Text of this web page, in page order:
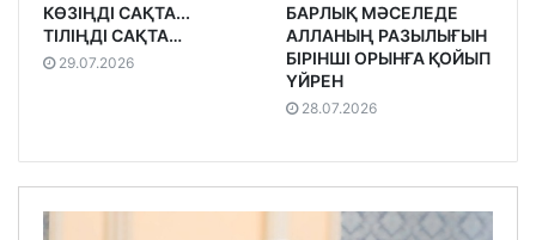
КӨЗІҢДІ САҚТА...
ТІЛІҢДІ САҚТА…
29.07.2026
БАРЛЫҚ МӘСЕЛЕДЕ
АЛЛАНЫҢ РАЗЫЛЫҒЫН
БІРІНШІ ОРЫНҒА ҚОЙЫП
ҮЙРЕН
28.07.2026